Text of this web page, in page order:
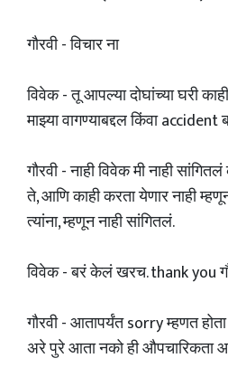
गौरवी - विचार ना
विवेक - तू आपल्या दोघांच्या घरी
माझ्या वागण्याबद्दल किंवा accident
गौरवी - नाही विवेक मी नाही
ते, आणि काही करता येणार नाही
त्यांना, म्हणून नाही सांगितलं.
विवेक - बरं केलं खरच. thank you
गौरवी - आतापर्यंत sorry म्हणत
अरे पुरे आता नको ही औपचारिकता